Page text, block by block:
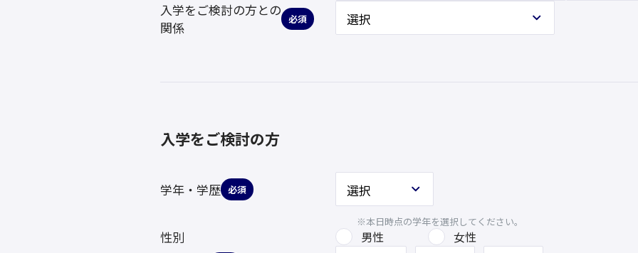
入学をご検討の方との
関係
必須
入学をご検討の方
学年・学歴 必須
※本日時点の学年を選択してください。
性別 男性 女性